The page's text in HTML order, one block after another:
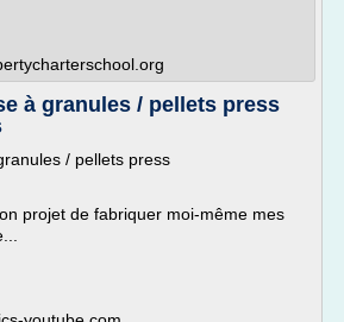
à granules / pellets press
/ pellets press
projet de fabriquer moi-même mes